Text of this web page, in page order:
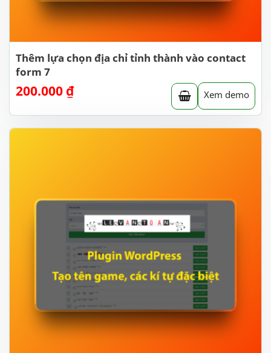
Thêm lựa chọn địa chỉ tỉnh thành vào contact
form 7
200.000 ₫ Xem demo